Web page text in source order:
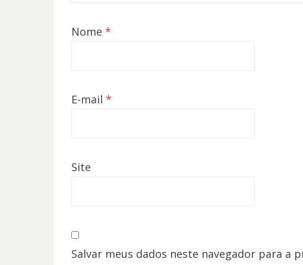
Nome *
E-mail *
Site
Salvar meus dados neste navegador para a